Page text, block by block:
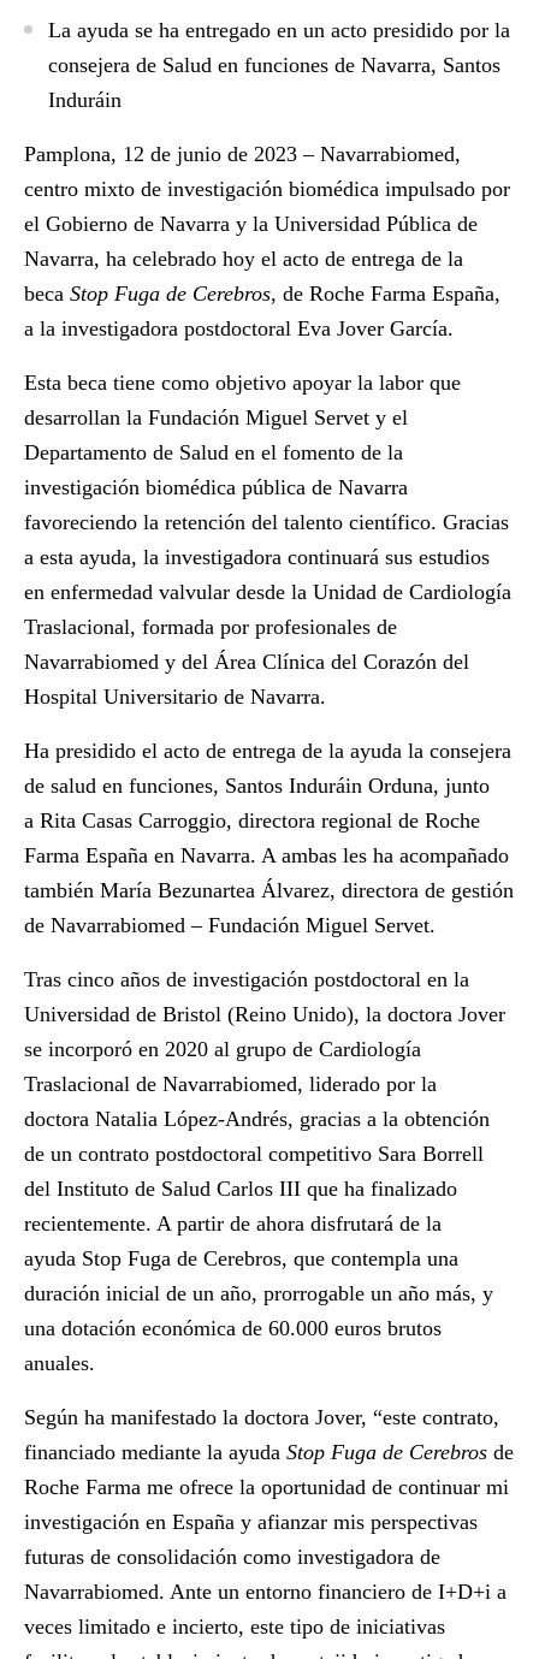
La ayuda se ha entregado en un acto presidido por la
consejera de Salud en funciones de Navarra, Santos
Induráin
Pamplona, 12 de junio de 2023 – Navarrabiomed,
centro mixto de investigación biomédica impulsado por
el Gobierno de Navarra y la Universidad Pública de
Navarra, ha celebrado hoy el acto de entrega de la
beca Stop Fuga de Cerebros, de Roche Farma España,
a la investigadora postdoctoral Eva Jover García.
Esta beca tiene como objetivo apoyar la labor que
desarrollan la Fundación Miguel Servet y el
Departamento de Salud en el fomento de la
investigación biomédica pública de Navarra
favoreciendo la retención del talento científico. Gracias
a esta ayuda, la investigadora continuará sus estudios
en enfermedad valvular desde la Unidad de Cardiología
Traslacional, formada por profesionales de
Navarrabiomed y del Área Clínica del Corazón del
Hospital Universitario de Navarra.
Ha presidido el acto de entrega de la ayuda la consejera
de salud en funciones, Santos Induráin Orduna, junto
a Rita Casas Carroggio, directora regional de Roche
Farma España en Navarra. A ambas les ha acompañado
también María Bezunartea Álvarez, directora de gestión
de Navarrabiomed – Fundación Miguel Servet.
Tras cinco años de investigación postdoctoral en la
Universidad de Bristol (Reino Unido), la doctora Jover
se incorporó en 2020 al grupo de Cardiología
Traslacional de Navarrabiomed, liderado por la
doctora Natalia López-Andrés, gracias a la obtención
de un contrato postdoctoral competitivo Sara Borrell
del Instituto de Salud Carlos III que ha finalizado
recientemente. A partir de ahora disfrutará de la
ayuda Stop Fuga de Cerebros, que contempla una
duración inicial de un año, prorrogable un año más, y
una dotación económica de 60.000 euros brutos
anuales.
Según ha manifestado la doctora Jover, “este contrato,
financiado mediante la ayuda Stop Fuga de Cerebros de
Roche Farma me ofrece la oportunidad de continuar mi
investigación en España y afianzar mis perspectivas
futuras de consolidación como investigadora de
Navarrabiomed. Ante un entorno financiero de I+D+i a
veces limitado e incierto, este tipo de iniciativas